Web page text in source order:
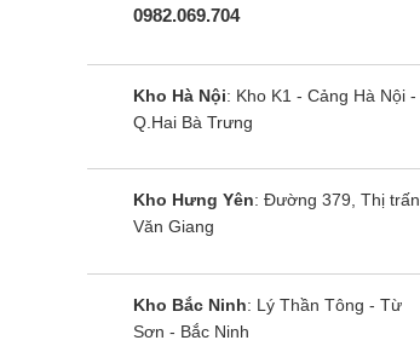
0982.069.704
Kho Hà Nội: Kho K1 - Cảng Hà Nội -
Q.Hai Bà Trưng
Kho Hưng Yên: Đường 379, Thị trấn
Văn Giang
Kho Bắc Ninh: Lý Thần Tông - Từ
Sơn - Bắc Ninh